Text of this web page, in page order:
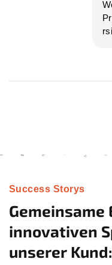
Success Storys
Gemeinsame
innovativen
unserer